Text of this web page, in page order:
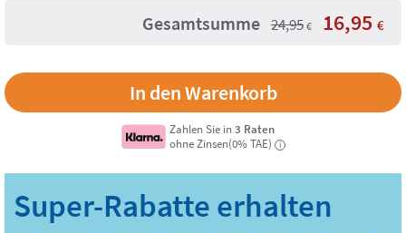
Gesamtsumme 24,95 € 16,95 €
Zahlen Sie in3 Raten
ohne Zinsen(0% TAE)
i